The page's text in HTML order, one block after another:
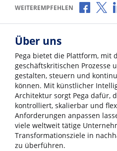
WEITEREMPFEHLEN Über
Über uns
Pega bietet die Plattform, mit
geschäftskritischen Prozesse
gestalten, steuern und
können. Mit künstlicher
Architektur sorgt Pega dafür,
kontrolliert, skalierbar und
Anforderungen anpassen
viele weltweit tätige
Transformationsziele in
zu überführen.